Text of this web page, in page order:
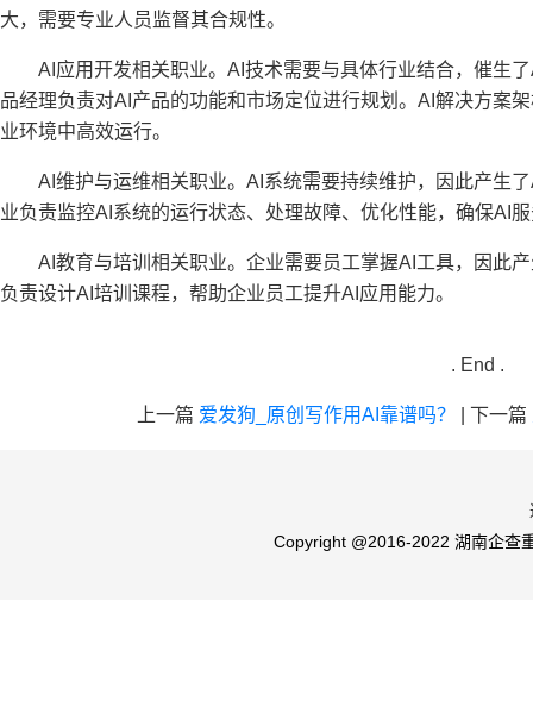
大，需要专业人员监督其合规性。
AI应用开发相关职业。AI技术需要与具体行业结合，催生
品经理负责对AI产品的功能和市场定位进行规划。AI解决方案
业环境中高效运行。
​​AI维护与运维相关职业​​。AI系统需要持续维护，因此产生
业负责监控AI系统的运行状态、处理故障、优化性能，确保AI
AI教育与培训相关职业​​。企业需要员工掌握AI工具，因此
负责设计AI培训课程，帮助企业员工提升AI应用能力。
. End .
上一篇 爱发狗_原创写作用AI靠谱吗？ 下一篇
Copyright @2016-2022 湖南企查